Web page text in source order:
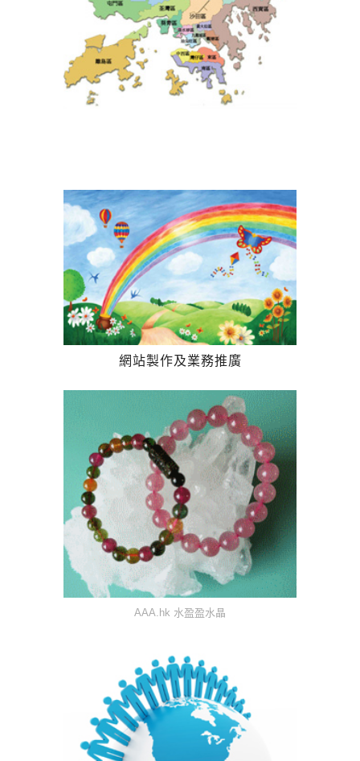
網站製作及業務推廣
AAA.hk 水盈盈水晶